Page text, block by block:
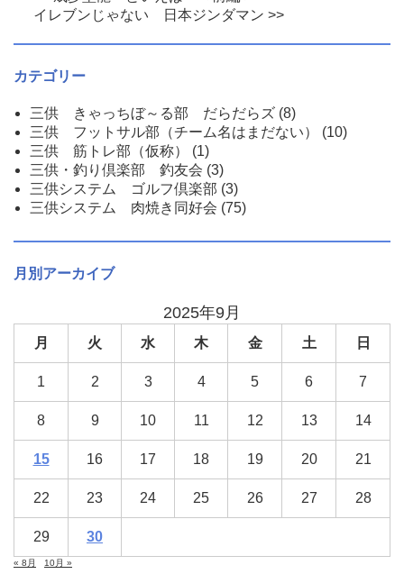
イレブンじゃない 日本ジンダマン >>
カテゴリー
三供 きゃっちぼ～る部 だらだらズ(8)
三供 フットサル部（チーム名はまだない）
(10)
三供 筋トレ部（仮称）
(1)
三供・釣り倶楽部 釣友会 (3)
三供システム ゴルフ倶楽部 (3)
三供システム 肉焼き同好会 (75)
月別アーカイブ
2025年9月
月 火 水 木 金 土 日
1 2 3 4 5 6 7
8 9 10 11 12 13 14
15 16 17 18 19 20 21
22 23 24 25 26 27 28
29 30
« 8月 10月 »